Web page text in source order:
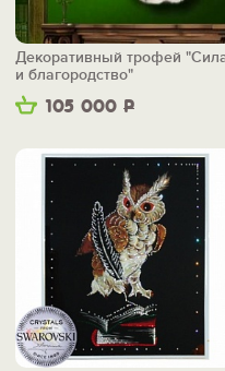
105 000 Р
Декоративный трофей
и благородство"